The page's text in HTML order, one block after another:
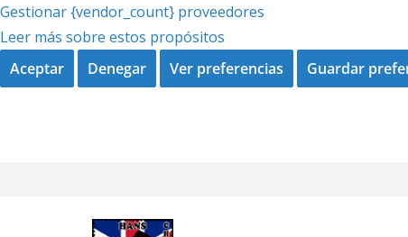
Gestionar {vendor_count} proveedores
Leer más sobre estos propósitos
Aceptar
Denegar Ver preferencias Guardar